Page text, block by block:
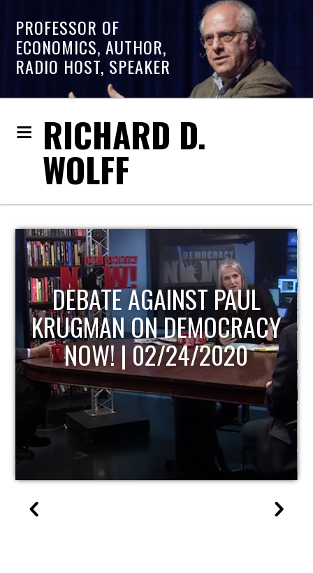
PROFESSOR OF
ECONOMICS, AUTHOR,
RADIO HOST, SPEAKER
RICHARD D.
WOLFF
HOST OF ECONOMIC
UPDATE